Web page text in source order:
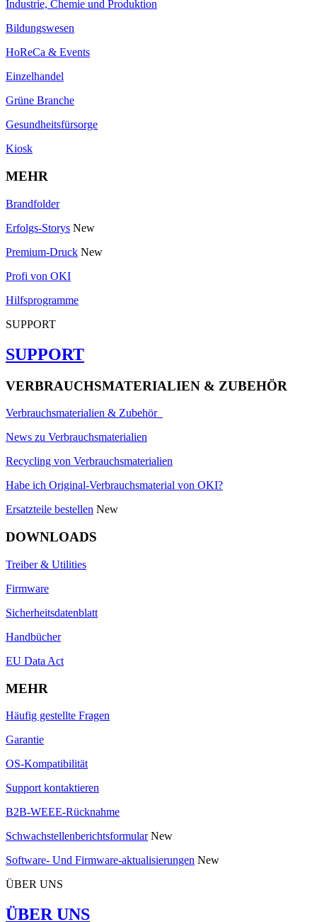
Industrie, Chemie und Produktion
Bildungswesen
HoReCa & Events
Einzelhandel
Grüne Branche
Gesundheitsfürsorge
Kiosk
MEHR
Brandfolder
Erfolgs-Storys New
Premium-Druck New
Profi von OKI
Hilfsprogramme
SUPPORT
SUPPORT
VERBRAUCHSMATERIALIEN & ZUBEHÖR
Verbrauchsmaterialien & Zubehör
News zu Verbrauchsmaterialien
Recycling von Verbrauchsmaterialien
Habe ich Original-Verbrauchsmaterial von OKI?
Ersatzteile bestellen New
DOWNLOADS
Treiber & Utilities
Firmware
Sicherheitsdatenblatt
Handbücher
EU Data Act
MEHR
Häufig gestellte Fragen
Garantie
OS-Kompatibilität
Support kontaktieren
B2B-WEEE-Rücknahme
Schwachstellenberichtsformular New
Software- Und Firmware-aktualisierungen New
ÜBER UNS
ÜBER UNS